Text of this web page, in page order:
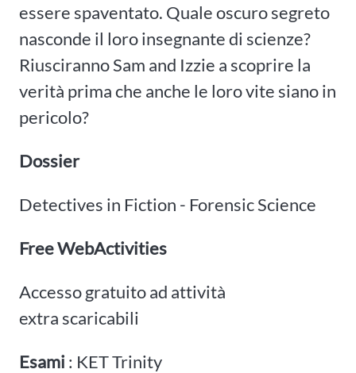
essere spaventato. Quale oscuro segreto
nasconde il loro insegnante di scienze?
Riusciranno Sam and Izzie a scoprire la
verità prima che anche le loro vite siano in
pericolo?
Dossier
Detectives in Fiction - Forensic Science
Free WebActivities
Accesso gratuito ad attività
extra scaricabili
Esami : KET Trinity